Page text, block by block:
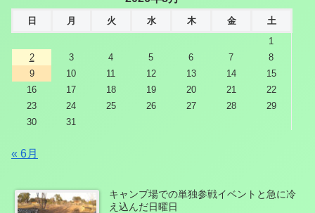
日 月 火 水 木 金
土
1
2
3 4 5 6 7
8
9
10 11 12 13 14
15
16
17 18 19 20 21
22
23
24 25 26 27 28
29
30
31
« 6月
キャンプ場での単独参戦イベントと急に冷
え込んだ日曜日